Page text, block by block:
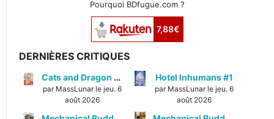
Pourquoi BDfugue.com ?
7,88€
DERNIÈRES CRITIQUES
Cats and Dragon #3
par MassLunar le jeu. 6
août 2026
Hotel Inhumans #1
par MassLunar le jeu. 6
août 2026